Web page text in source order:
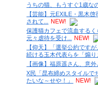
うちの猫、もうすぐ1歳な
【芸能】元EXILE・黒木
されて... NEW!
保護猫カフェで流血する
元々虐待を受け... NEW!
【仰天】「選挙公約です
続ける玉木代表らを「煽り
【画像】福原遥さん、意
X民「昆布締めスタイルで
たいな～せや！」
NEW!